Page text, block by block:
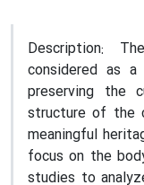
Description:
considered as
preserving the
structure of the
meaningful
focus on the
studies to